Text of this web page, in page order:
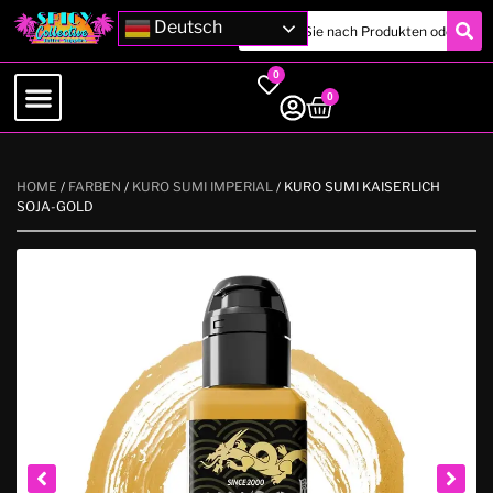
Deutsch
0
0
HOME / FARBEN / KURO SUMI IMPERIAL / KURO SUMI KAISERLICH
SOJA-GOLD